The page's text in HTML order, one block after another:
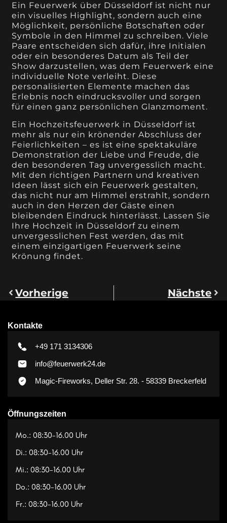
Ein Feuerwerk über Düsseldorf ist nicht nur
ein visuelles Highlight, sondern auch eine
Möglichkeit, persönliche Botschaften oder
Symbole in den Himmel zu schreiben. Viele
Paare entscheiden sich dafür, ihre Initialen
oder ein besonderes Datum als Teil der
Show darzustellen, was dem Feuerwerk eine
individuelle Note verleiht. Diese
personalisierten Elemente machen das
Erlebnis noch eindrucksvoller und sorgen
für einen ganz persönlichen Glanzmoment.
Ein Hochzeitsfeuerwerk in Düsseldorf ist
mehr als nur ein krönender Abschluss der
Feierlichkeiten – es ist eine spektakuläre
Demonstration der Liebe und Freude, die
den besonderen Tag unvergesslich macht.
Mit den richtigen Partnern und kreativen
Ideen lässt sich ein Feuerwerk gestalten,
das nicht nur am Himmel erstrahlt, sondern
auch in den Herzen der Gäste einen
bleibenden Eindruck hinterlässt. Lassen Sie
Ihre Hochzeit in Düsseldorf zu einem
unvergesslichen Fest werden, das mit
einem einzigartigen Feuerwerk seine
Krönung findet.
Vorherige Nächste
Kontakte
+49 171 3134306
info@feuerwerk24.de
Magic-Fireworks, Deller Str. 28. - 58339 Breckerfeld
Öffnungszeiten
Mo.: 08:30-16.00 Uhr
Di.: 08:30-16.00 Uhr
Mi.: 08:30-16.00 Uhr
Do.: 08:30-16.00 Uhr
Fr.: 08:30-16.00 Uhr